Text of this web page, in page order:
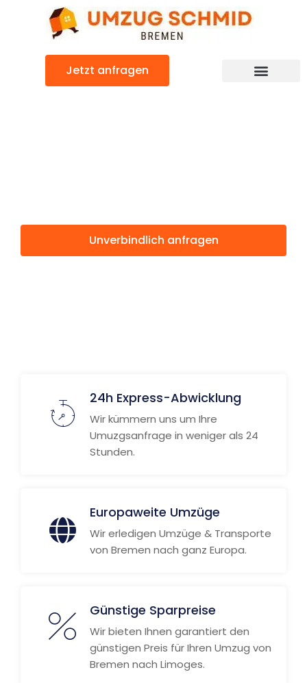
Jetzt anfragen
Unverbindlich anfragen
24h Express-Abwicklung
Wir kümmern uns um Ihre
Umuzgsanfrage in weniger als 24
Stunden.
Europaweite Umzüge
Wir erledigen Umzüge & Transporte
von Bremen nach ganz Europa.
Günstige Sparpreise
Wir bieten Ihnen garantiert den
günstigen Preis für Ihren Umzug von
Bremen nach Limoges.